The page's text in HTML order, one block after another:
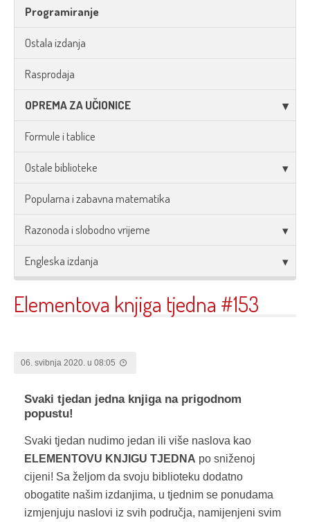
Programiranje
Ostala izdanja
Rasprodaja
OPREMA ZA UČIONICE
Formule i tablice
Ostale biblioteke
Popularna i zabavna matematika
Razonoda i slobodno vrijeme
Engleska izdanja
Elementova knjiga tjedna #153
06. svibnja 2020. u 08:05
Svaki tjedan jedna knjiga na prigodnom
popustu!
Svaki tjedan nudimo jedan ili više naslova kao
ELEMENTOVU KNJIGU TJEDNA po sniženoj
cijeni! Sa željom da svoju biblioteku dodatno
obogatite našim izdanjima, u tjednim se ponudama
izmjenjuju naslovi iz svih područja, namijenjeni svim